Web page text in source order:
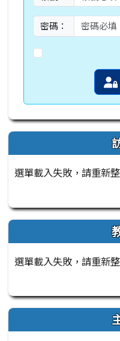
密碼：
選單載入失敗，請重新
選單載入失敗，請重新